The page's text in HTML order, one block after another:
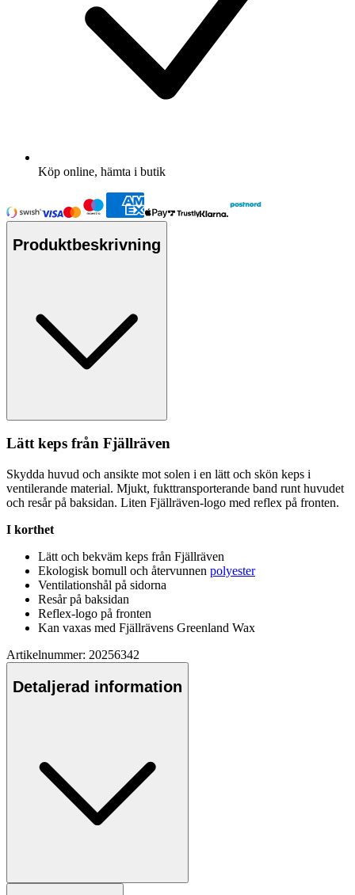
Köp online, hämta i butik
Produktbeskrivning
Lätt keps från Fjällräven
Skydda huvud och ansikte mot solen i en lätt och skön keps i
ventilerande material. Mjukt, fukttransporterande band runt huvudet
och resår på baksidan. Liten Fjällräven-logo med reflex på fronten.
I korthet
Lätt och bekväm keps från Fjällräven
Ekologisk bomull och återvunnen polyester
Ventilationshål på sidorna
Resår på baksidan
Reflex-logo på fronten
Kan vaxas med Fjällrävens Greenland Wax
Artikelnummer: 20256342
Detaljerad information